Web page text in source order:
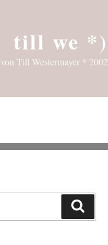
till we *)
Till Westermayer * 2002